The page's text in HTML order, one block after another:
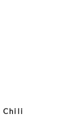
Chili